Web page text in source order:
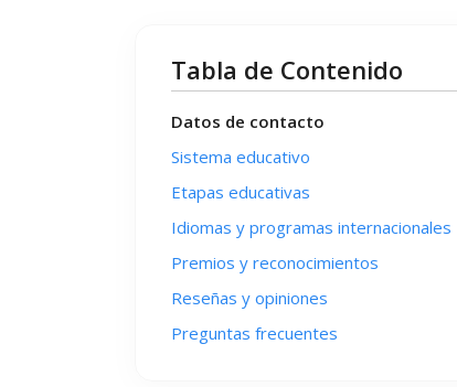
Tabla de Contenido
Datos de contacto
Sistema educativo
Etapas educativas
Idiomas y programas internacionales
Premios y reconocimientos
Reseñas y opiniones
Preguntas frecuentes